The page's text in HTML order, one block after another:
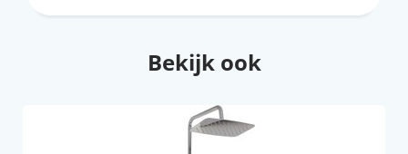
Bekijk ook